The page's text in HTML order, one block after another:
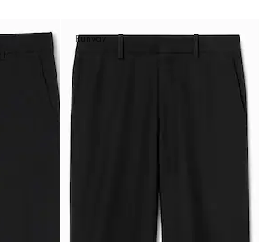
Runway